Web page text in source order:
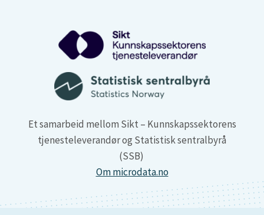
Et samarbeid mellom Sikt – Kunnskapssektorens
tjenesteleverandør og Statistisk sentralbyrå
(SSB)
Om microdata.no